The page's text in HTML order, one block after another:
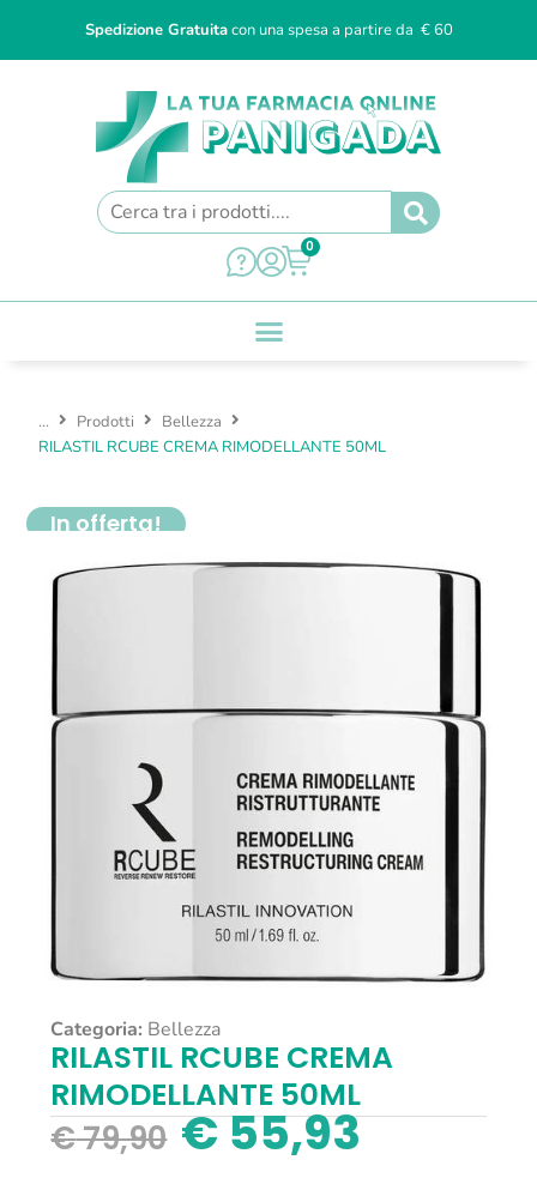
Spedizione Gratuitacon una spesa a partire da € 60
0
... Prodotti
Bellezza
RILASTIL RCUBE CREMA RIMODELLANTE 50ML
In offerta!
Categoria: Bellezza
RILASTIL RCUBE CREMA
RIMODELLANTE 50ML
€79,90 €55,93